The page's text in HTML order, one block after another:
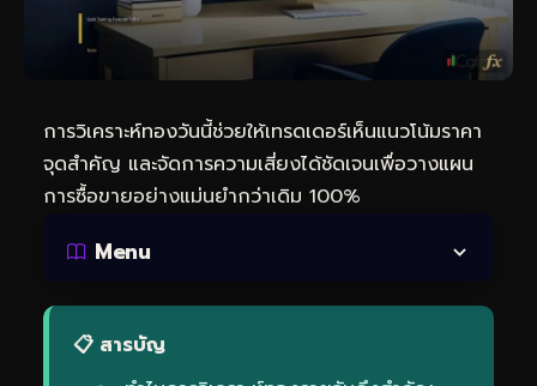
การวิเคราะห์ทองวันนี้ช่วยให้เทรดเดอร์เห็นแนวโน้มราคา
จุดสำคัญ และจัดการความเสี่ยงได้ชัดเจนเพื่อวางแผน
การซื้อขายอย่างแม่นยำกว่าเดิม 100%
Menu
📋 สารบัญ